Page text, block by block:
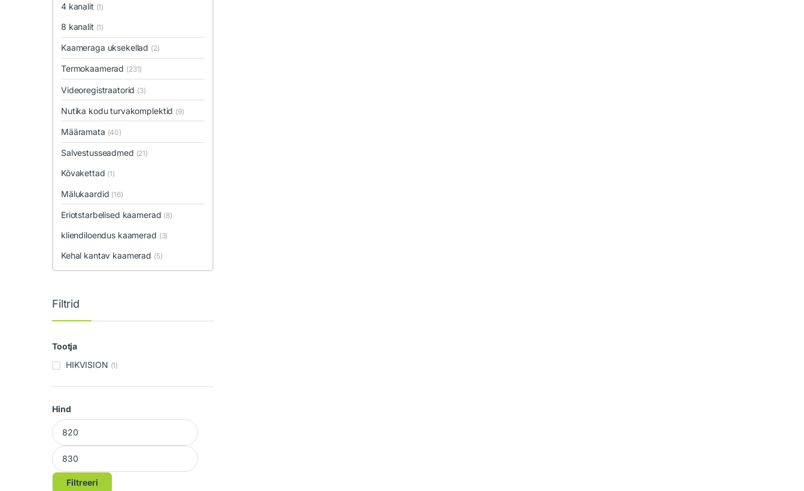
4 kanalit (1)
8 kanalit (1)
Kaameraga uksekellad (2)
Termokaamerad (231)
Videoregistraatorid (3)
Nutika kodu turvakomplektid (9)
Määramata (40)
Salvestusseadmed (21)
Kõvakettad (1)
Mälukaardid (16)
Eriotstarbelised kaamerad (8)
kliendiloendus kaamerad (3)
Kehal kantav kaamerad (5)
Filtrid
Tootja
HIKVISION (1)
Hind
Minimaalne hind
Maksimaalne hind
Filtreeri